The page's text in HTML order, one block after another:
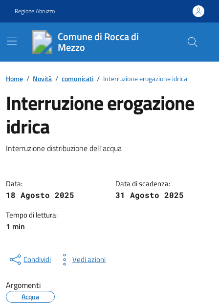
Regione Abruzzo
Comune di Rocca di
Mezzo
Contenuti in evidenza
Home / Novità / comunicati / Interruzione erogazione idrica
Interruzione erogazione
idrica
Dettagli della notizia
Interruzione distribuzione dell'acqua
Data:
18 Agosto 2025
Data di scadenza:
31 Agosto 2025
Tempo di lettura:
1 min
Condividi Vedi azioni
Argomenti
Acqua